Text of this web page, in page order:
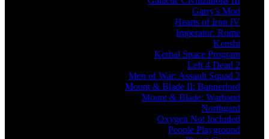
Garry's Mod
Hearts of Iron IV
Imperator: Rome
Kenshi
Kerbal Space Program
Left 4 Dead 2
Men of War: Assault Squad 2
Mount & Blade II: Bannerlord
Mount & Blade: Warband
Northgard
Oxygen Not Included
People Playground